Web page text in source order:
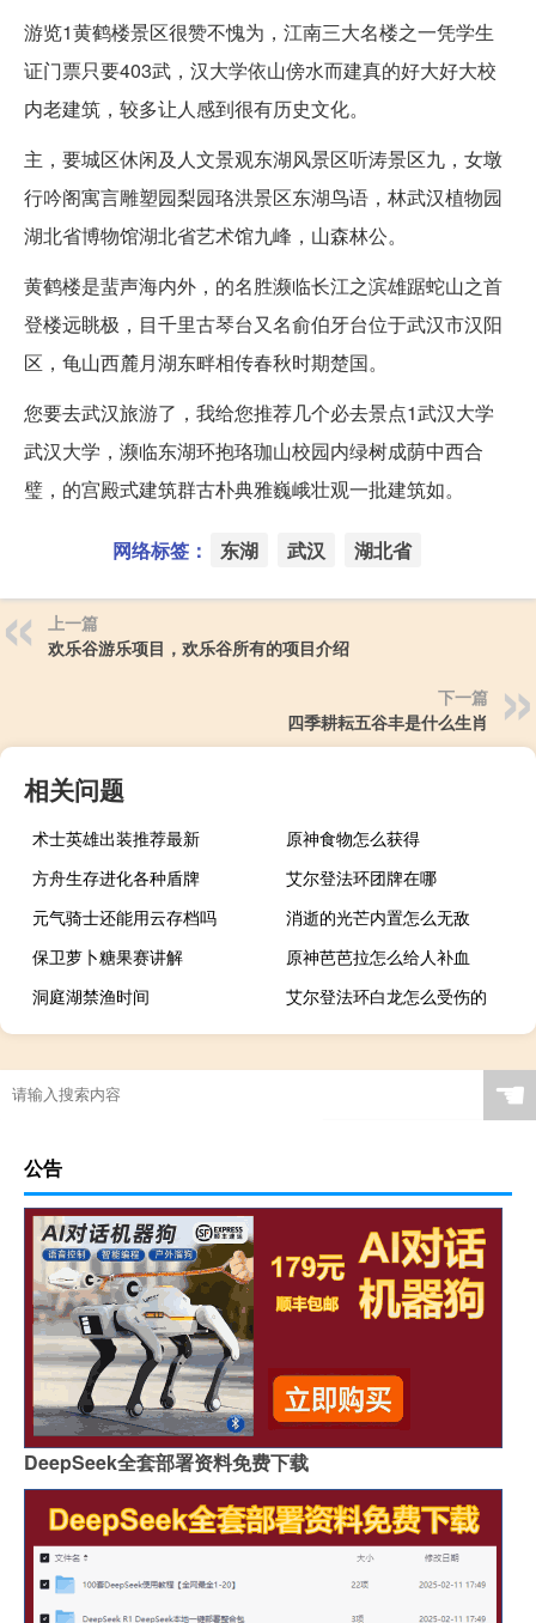
游览1黄鹤楼景区很赞不愧为，江南三大名楼之一凭学生
证门票只要403武，汉大学依山傍水而建真的好大好大校
内老建筑，较多让人感到很有历史文化。
主，要城区休闲及人文景观东湖风景区听涛景区九，女墩
行吟阁寓言雕塑园梨园珞洪景区东湖鸟语，林武汉植物园
湖北省博物馆湖北省艺术馆九峰，山森林公。
黄鹤楼是蜚声海内外，的名胜濒临长江之滨雄踞蛇山之首
登楼远眺极，目千里古琴台又名俞伯牙台位于武汉市汉阳
区，龟山西麓月湖东畔相传春秋时期楚国。
您要去武汉旅游了，我给您推荐几个必去景点1武汉大学
武汉大学，濒临东湖环抱珞珈山校园内绿树成荫中西合
璧，的宫殿式建筑群古朴典雅巍峨壮观一批建筑如。
网络标签： 东湖 武汉 湖北省
上一篇
欢乐谷游乐项目，欢乐谷所有的项目介绍
下一篇
四季耕耘五谷丰是什么生肖
相关问题
术士英雄出装推荐最新
原神食物怎么获得
方舟生存进化各种盾牌
艾尔登法环团牌在哪
元气骑士还能用云存档吗
消逝的光芒内置怎么无敌
保卫萝卜糖果赛讲解
原神芭芭拉怎么给人补血
洞庭湖禁渔时间
艾尔登法环白龙怎么受伤的
☚
公告
DeepSeek全套部署资料免费下载